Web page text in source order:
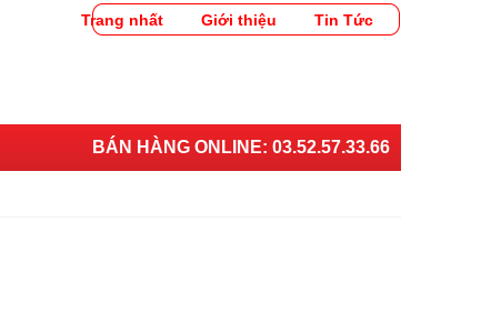
Trang nhất Giới thiệu Tin Tức
BÁN HÀNG ONLINE: 03.52.57.33.66